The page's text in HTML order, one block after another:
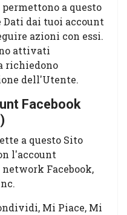
a questo
Dati dai tuoi account
azioni con essi.
attivati
richiedono
dell'Utente.
Facebook
a questo Sito
l'account
Facebook,
Mi Piace, Mi